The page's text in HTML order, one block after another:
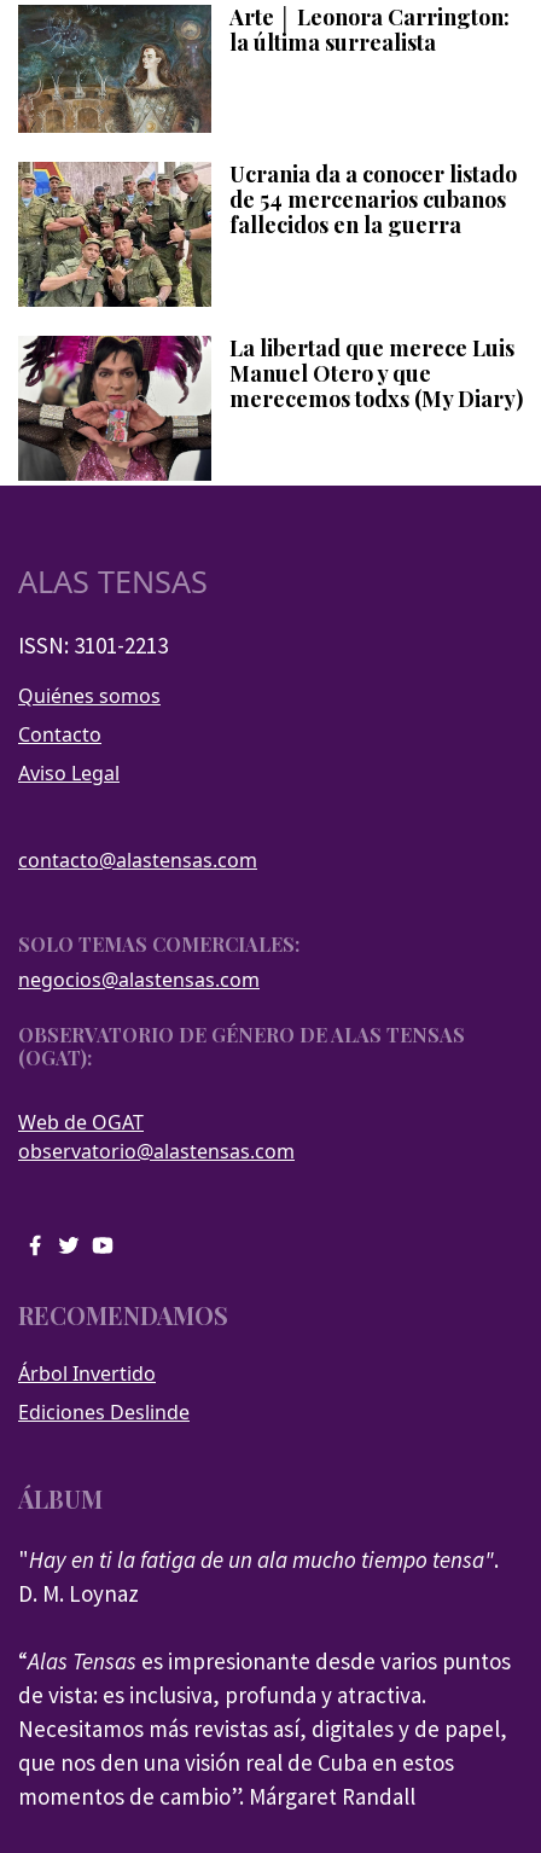
Arte │ Leonora Carrington:
la última surrealista
Ucrania da a conocer listado
de 54 mercenarios cubanos
fallecidos en la guerra
La libertad que merece Luis
Manuel Otero y que
merecemos todxs (My Diary)
ALAS TENSAS
ISSN: 3101-2213
Quiénes somos
Contacto
Aviso Legal
contacto@alastensas.com
SOLO TEMAS COMERCIALES:
negocios@alastensas.com
OBSERVATORIO DE GÉNERO DE ALAS TENSAS
(OGAT):
Web de OGAT
observatorio@alastensas.com
RECOMENDAMOS
Árbol Invertido
Ediciones Deslinde
ÁLBUM
"Hay en ti la fatiga de un ala mucho tiempo tensa".
D. M. Loynaz
“Alas Tensas es impresionante desde varios puntos
de vista: es inclusiva, profunda y atractiva.
Necesitamos más revistas así, digitales y de papel,
que nos den una visión real de Cuba en estos
momentos de cambio”. Márgaret Randall